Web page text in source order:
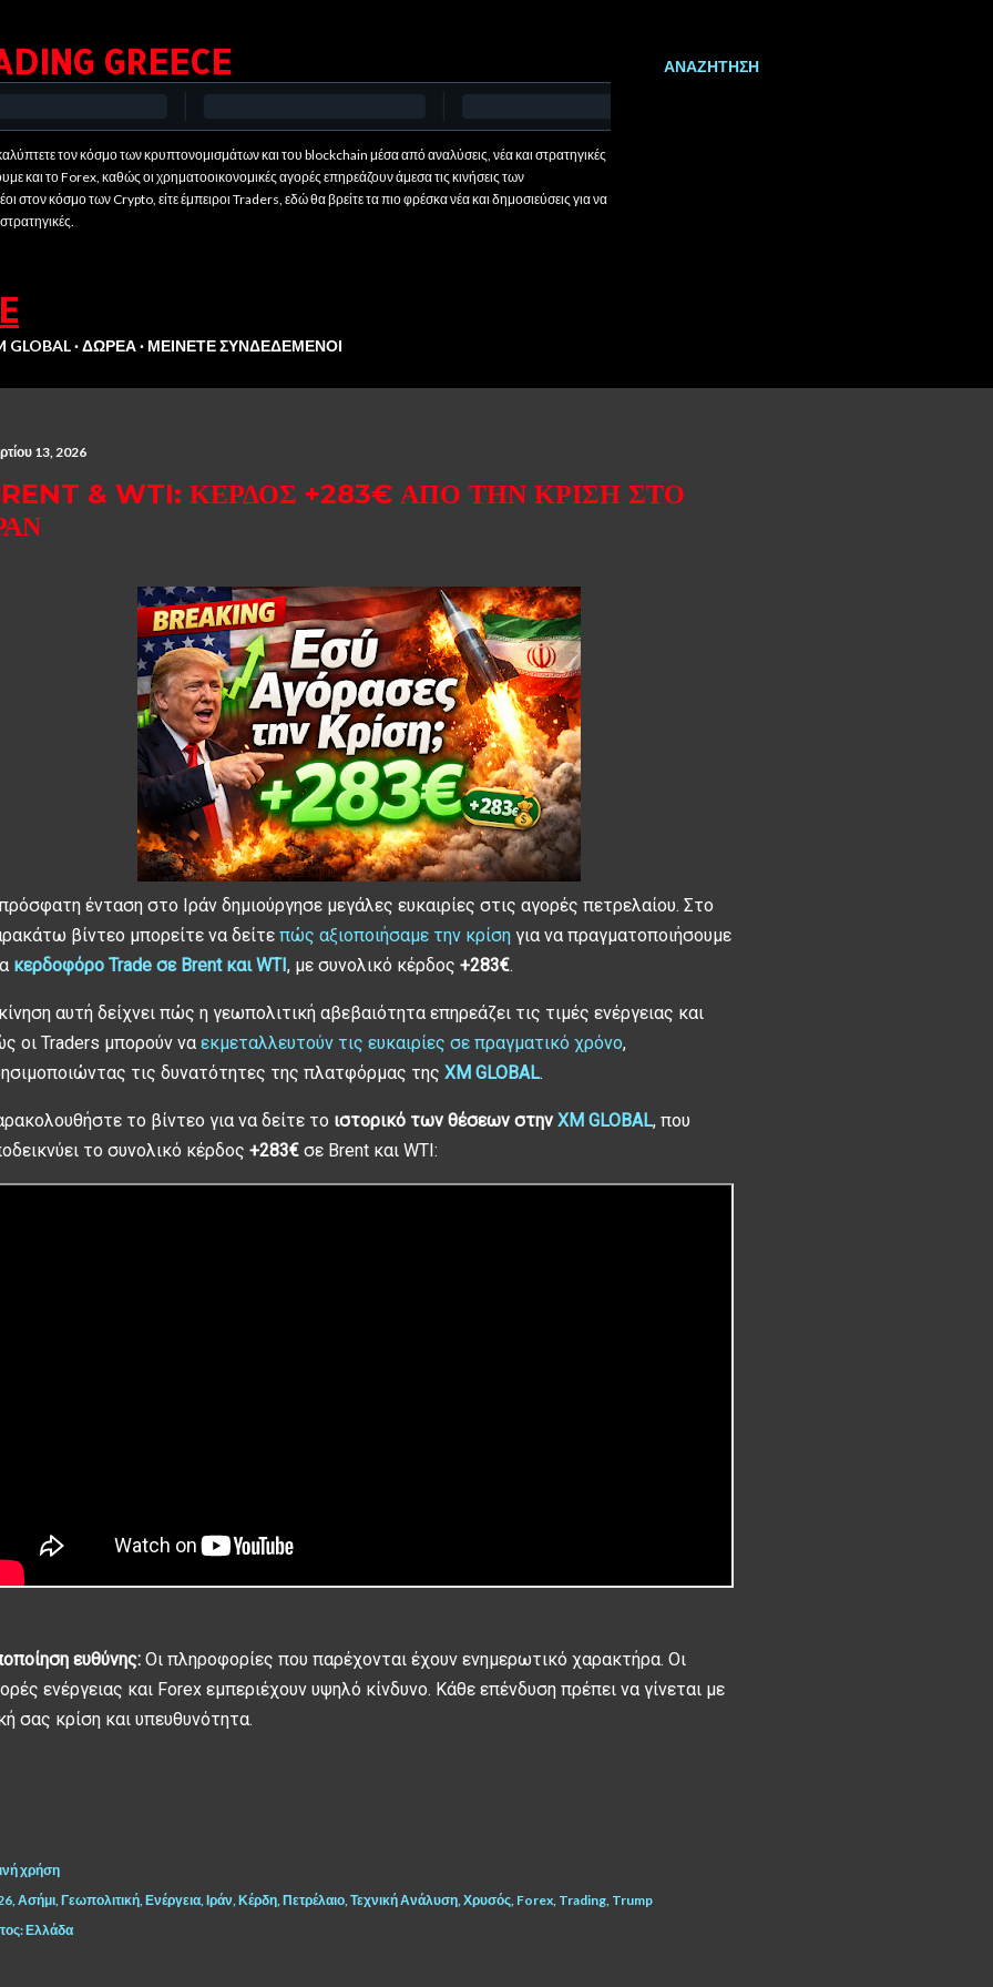
ΑΝΑΖΉΤΗΣΗ
GREECE
τον κόσμο των κρυπτονομισμάτων και του blockchain μέσα από αναλύσεις, νέα και στρατηγικές
και το Forex, καθώς οι χρηματοοικονομικές αγορές επηρεάζουν άμεσα τις κινήσεις των
στον κόσμο των Crypto, είτε έμπειροι Traders, εδώ θα βρείτε τα πιο φρέσκα νέα και δημοσιεύσεις για να
GLOBAL ΔΩΡΕΆ ΜΕΊΝΕΤΕ ΣΥΝΔΕΔΕΜΈΝΟΙ
13, 2026
& WTI: ΚΈΡΔΟΣ +283€ ΑΠΌ ΤΗΝ ΚΡΊΣΗ ΣΤΟ
ένταση στο Ιράν δημιούργησε μεγάλες ευκαιρίες στις αγορές πετρελαίου. Στο
βίντεο μπορείτε να δείτε πώς αξιοποιήσαμε την κρίση για να πραγματοποιήσουμε
κερδοφόρο Trade σε Brent και WTI, με συνολικό κέρδος +283€.
αυτή δείχνει πώς η γεωπολιτική αβεβαιότητα επηρεάζει τις τιμές ενέργειας και
οι Traders μπορούν να εκμεταλλευτούν τις ευκαιρίες σε πραγματικό χρόνο,
τις δυνατότητες της πλατφόρμας της XM GLOBAL.
το βίντεο για να δείτε το ιστορικό των θέσεων στην XM GLOBAL, που
το συνολικό κέρδος +283€ σε Brent και WTI:
ευθύνης: Οι πληροφορίες που παρέχονται έχουν ενημερωτικό χαρακτήρα. Οι
ενέργειας και Forex εμπεριέχουν υψηλό κίνδυνο. Κάθε επένδυση πρέπει να γίνεται με
σας κρίση και υπευθυνότητα.
χρήση
Ασήμι Γεωπολιτική Ενέργεια Ιράν Κέρδη Πετρέλαιο Τεχνική Ανάλυση Χρυσός Forex Trading Trump
Ελλάδα